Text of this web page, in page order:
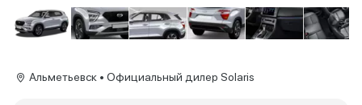
Альметьевск • Официальный дилер Solaris